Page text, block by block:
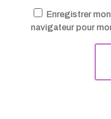
Enregistrer
navigateur pour